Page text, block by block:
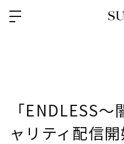
「ENDLESS
ャリティ配信開